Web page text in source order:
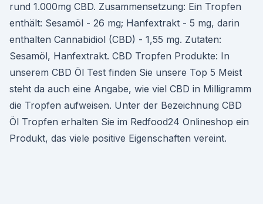
rund 1.000mg CBD. Zusammensetzung: Ein Tropfen
enthält: Sesamöl - 26 mg; Hanfextrakt - 5 mg, darin
enthalten Cannabidiol (CBD) - 1,55 mg. Zutaten:
Sesamöl, Hanfextrakt. CBD Tropfen Produkte: In
unserem CBD Öl Test finden Sie unsere Top 5 Meist
steht da auch eine Angabe, wie viel CBD in Milligramm
die Tropfen aufweisen. Unter der Bezeichnung CBD
Öl Tropfen erhalten Sie im Redfood24 Onlineshop ein
Produkt, das viele positive Eigenschaften vereint.